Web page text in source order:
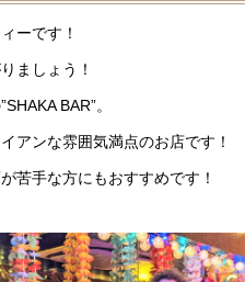
ーです！
ましょう！
BAR”。
アンな雰囲気満点のお店です！
苦手な方にもおすすめです！